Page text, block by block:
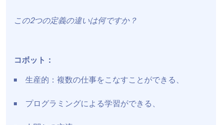
この2つの定義の違いは何ですか？
コボット：
生産的：複数の仕事をこなすことができる、
プログラミングによる学習ができる、